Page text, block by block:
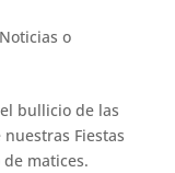
Noticias o
bullicio de las
Fiestas
matices.